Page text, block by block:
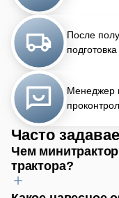
После
Менеджер
Часто
Чем
трактора?